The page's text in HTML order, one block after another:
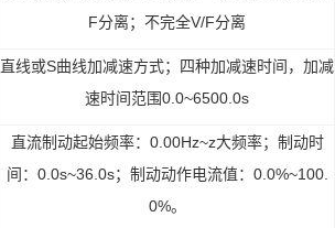
F分离；不完全V/F分离
直线或S曲线加减速方式；四种加减速时间，加减
速时间范围0.0~6500.0s
直流制动起始频率：0.00Hz~z大频率；制动时
间：0.0s~36.0s；制动动作电流值：0.0%~100.
0%。